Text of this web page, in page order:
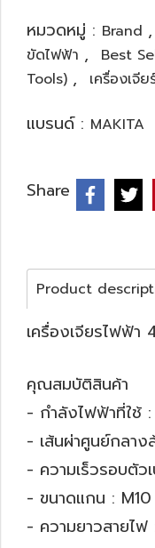
หมวดหมู่ : Brand ,
ขัดไฟฟ้า , Best
Tools) , เครื่องเจี
แบรนด์ : MAKITA
Share
Product
เครื่องเจียรไฟฟ้า
คุณสมบัติสินค้า
- กำลังไฟฟ้าที่ใช้
- เส้นผ่าศูนย์กลา
- ความเร็วรอบตัว
- ขนาดแกน : M10
- ความยาวสายไ